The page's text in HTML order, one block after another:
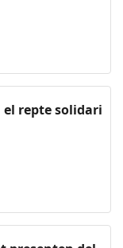
el repte solidari